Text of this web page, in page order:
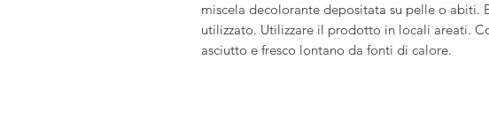
miscela decolorante depositata su pelle o abiti.
utilizzato. Utilizzare il prodotto in locali areati.
asciutto e fresco lontano da fonti di calore.